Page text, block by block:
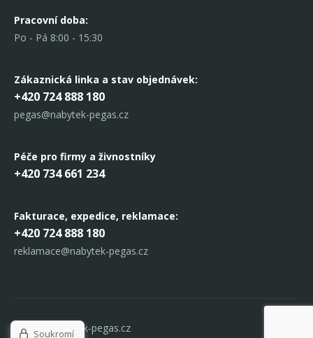
Pracovní doba:
Po - Pá 8:00 - 15:30
Zákaznická linka a stav objednávek:
+420 724 888 180
pegas@nabytek-pegas.cz
Péče pro firmy a živnostníky
+420 734 661 234
Fakturace, expedice, reklamace:
+420 724 888 180
reklamace@nabytek-pegas.cz
© 2017 Nabytek-pegas.cz
Soukromí